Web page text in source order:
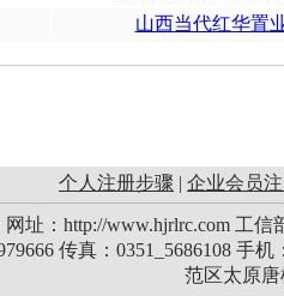
山西当代红华置
个人注册步骤 | 企业会员
址：http://www.hjrlrc.com 工信
传真：0351_5686108 手
范区太原